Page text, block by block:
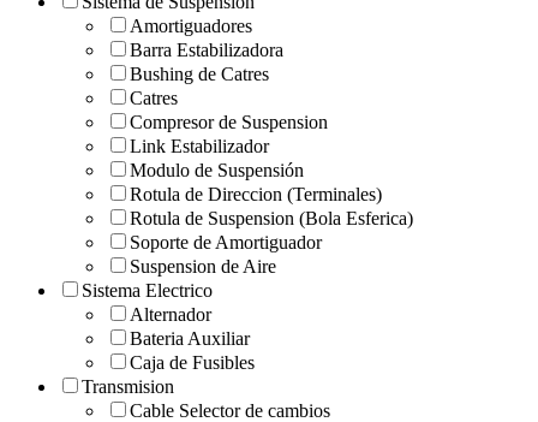
Amortiguadores
Barra Estabilizadora
Bushing de Catres
Catres
Compresor de Suspension
Link Estabilizador
Modulo de Suspensión
Rotula de Direccion (Terminales)
Rotula de Suspension (Bola Esferica)
Soporte de Amortiguador
Suspension de Aire
Sistema Electrico
Alternador
Bateria Auxiliar
Caja de Fusibles
Transmision
Cable Selector de cambios